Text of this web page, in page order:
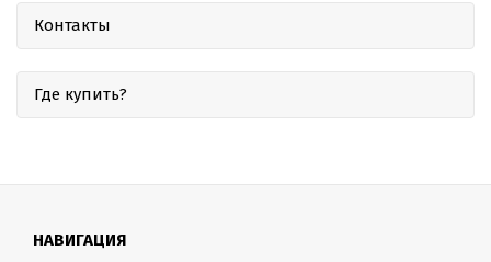
Контакты
Где купить?
НАВИГАЦИЯ